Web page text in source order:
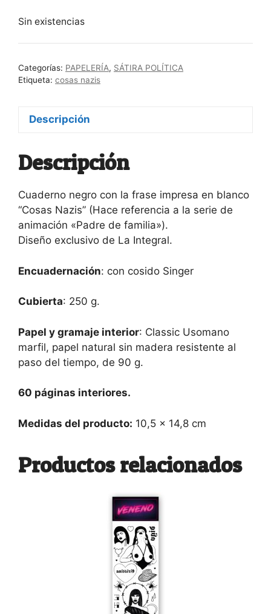
Sin existencias
Categorías: PAPELERÍA, SÁTIRA POLÍTICA
Etiqueta: cosas nazis
Descripción
Descripción
Cuaderno negro con la frase impresa en blanco
“Cosas Nazis” (Hace referencia a la serie de
animación «Padre de familia»).
Diseño exclusivo de La Integral.
Encuadernación: con cosido Singer
Cubierta: 250 g.
Papel y gramaje interior: Classic Usomano
marfil, papel natural sin madera resistente al
paso del tiempo, de 90 g.
60 páginas interiores.
Medidas del producto: 10,5 x 14,8 cm
Productos relacionados